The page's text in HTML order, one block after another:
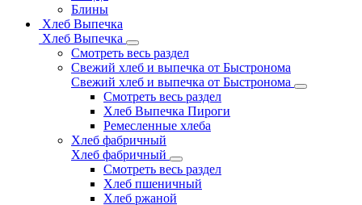
Блины
Хлеб Выпечка
Хлеб Выпечка
Смотреть весь раздел
Свежий хлеб и выпечка от Быстронома
Свежий хлеб и выпечка от Быстронома
Смотреть весь раздел
Хлеб Выпечка Пироги
Ремесленные хлеба
Хлеб фабричный
Хлеб фабричный
Смотреть весь раздел
Хлеб пшеничный
Хлеб ржаной